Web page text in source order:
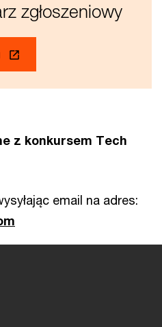
zgłoszeniowy
z konkursem Tech
email na adres: